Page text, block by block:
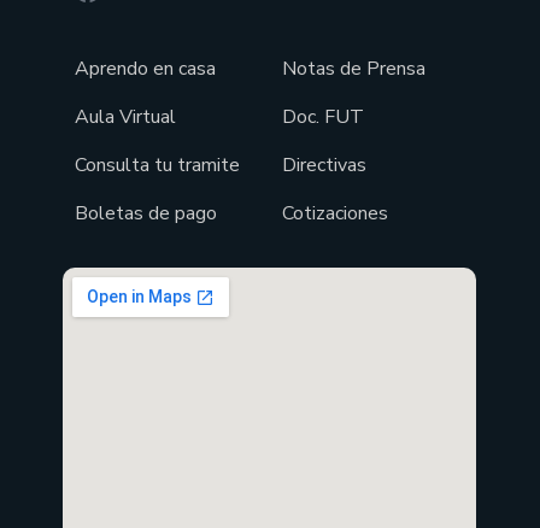
Aprendo en casa
Aula Virtual
Consulta tu tramite
Boletas de pago
Notas de Prensa
Doc. FUT
Directivas
Cotizaciones